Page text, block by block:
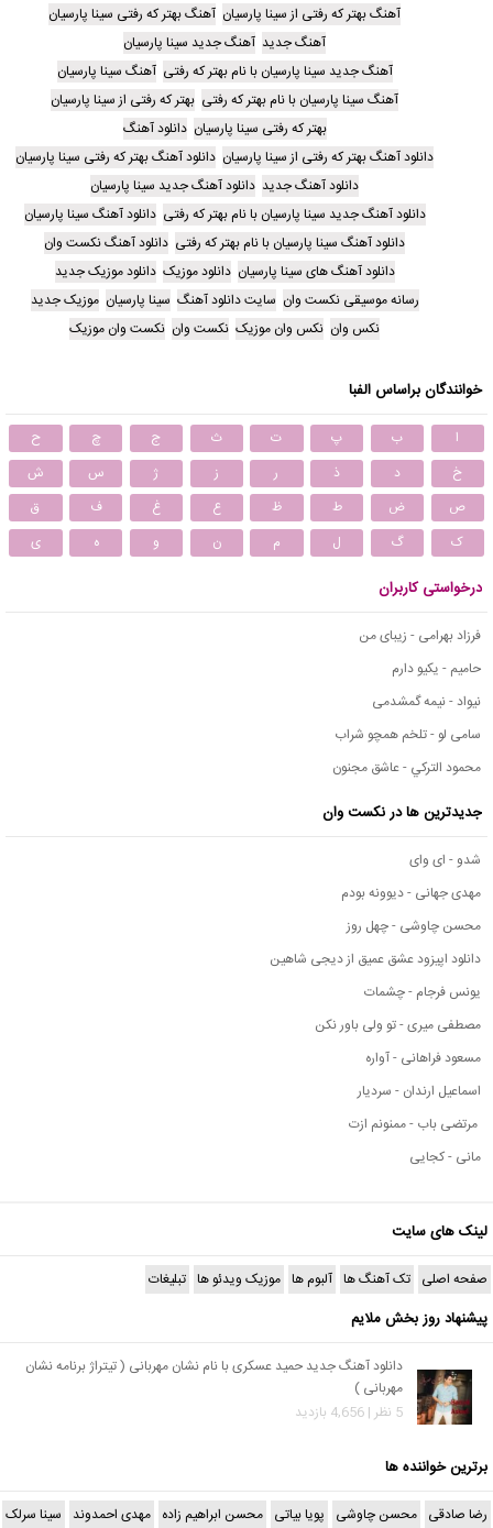
آهنگ بهتر که رفتی از سینا پارسیان آهنگ بهتر که رفتی سینا پارسیان
آهنگ جدید آهنگ جدید سینا پارسیان
آهنگ جدید سینا پارسیان با نام بهتر که رفتی آهنگ سینا پارسیان
آهنگ سینا پارسیان با نام بهتر که رفتی بهتر که رفتی از سینا پارسیان
بهتر که رفتی سینا پارسیان دانلود آهنگ
دانلود آهنگ بهتر که رفتی از سینا پارسیان دانلود آهنگ بهتر که رفتی سینا پارسیان
دانلود آهنگ جدید دانلود آهنگ جدید سینا پارسیان
دانلود آهنگ جدید سینا پارسیان با نام بهتر که رفتی دانلود آهنگ سینا پارسیان
دانلود آهنگ سینا پارسیان با نام بهتر که رفتی دانلود آهنگ نکست وان
دانلود آهنگ های سینا پارسیان دانلود موزیک دانلود موزیک جدید
رسانه موسیقی نکست وان سایت دانلود آهنگ سینا پارسیان موزیک جدید
نکس وان نکس وان موزیک نکست وان نکست وان موزیک
خوانندگان براساس الفبا
ا ب پ ت ث ج چ
ح
خ
د ذ ر ز ژ س
ش
ص
ض ط ظ ع غ ف
ق
ک
گ ل م ن و ه ی
درخواستی کاربران
فرزاد بهرامی - زیبای من
حامیم - یکیو دارم
نیواد - نیمه گمشدمی
سامی لو - تلخم همچو شراب
محمود التركي - عاشق مجنون
جدیدترین ها در نکست وان
شدو - ای وای
مهدی جهانی - دیوونه بودم
محسن چاوشی - چهل روز
دانلود اپیزود عشق عمیق از دیجی شاهین
یونس فرجام - چشمات
مصطفی میری - تو ولی باور نکن
مسعود فراهانی - آواره
اسماعیل ارندان - سردیار
مرتضی باب - ممنونم ازت
مانی - کجایی
لینک های سایت
صفحه اصلی تک آهنگ ها آلبوم ها موزیک ویدئو ها تبلیغات
پیشنهاد روز بخش ملایم
دانلود آهنگ جدید حمید عسکری با نام نشان مهربانی ( تیتراژ برنامه نشان
مهربانی )
5 نظر | 4,656 بازدید
برترین خواننده ها
رضا صادقی محسن چاوشی پویا بیاتی محسن ابراهیم زاده مهدی احمدوند سینا سرلک